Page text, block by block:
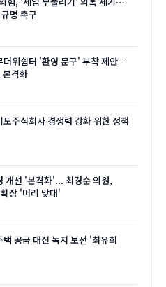
명 촉구
더위쉼터 '환영 문구' 부착 제안…
본격화
주식회사 경쟁력 강화 위한 정책
개선 '본격화'... 최경순 의원,
장 '머리 맞대'
택 공급 대신 녹지 보전 '최유희